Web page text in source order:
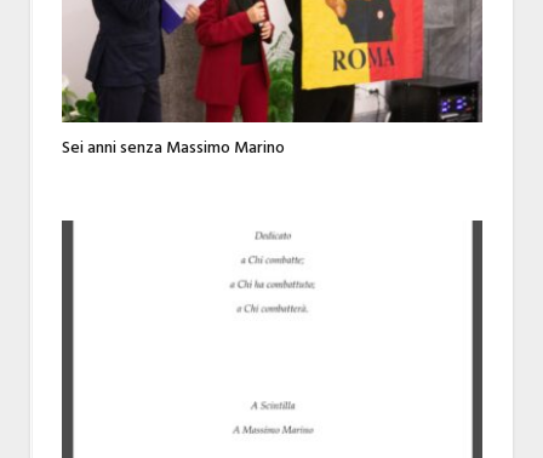
Sei anni senza Massimo Marino